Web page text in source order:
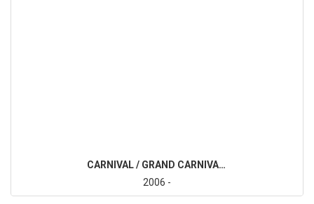
CARNIVAL / GRAND CARNIVAL III (VQ)
2006 -